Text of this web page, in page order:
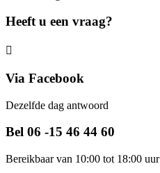
Heeft u een vraag?
Via Facebook
Dezelfde dag antwoord
Bel 06 -15 46 44 60
Bereikbaar van 10:00 tot 18:00 uur